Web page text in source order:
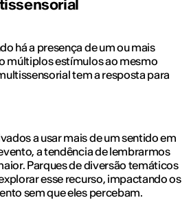
há a presença de um ou mais
múltiplos estímulos ao mesmo
tem a resposta para
a usar mais de um sentido em
a tendência de lembrarmos
Parques de diversão temáticos
esse recurso, impactando os
sem que eles percebam.